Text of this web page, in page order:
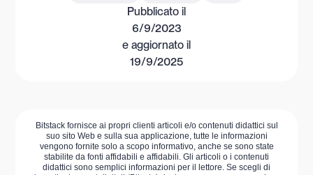
Pubblicato il
6/9/2023
e aggiornato il
19/9/2025
Bitstack fornisce ai propri clienti articoli e/o contenuti didattici sul
suo sito Web e sulla sua applicazione, tutte le informazioni
vengono fornite solo a scopo informativo, anche se sono state
stabilite da fonti affidabili e affidabili. Gli articoli o i contenuti
didattici sono semplici informazioni per il lettore. Se scegli di